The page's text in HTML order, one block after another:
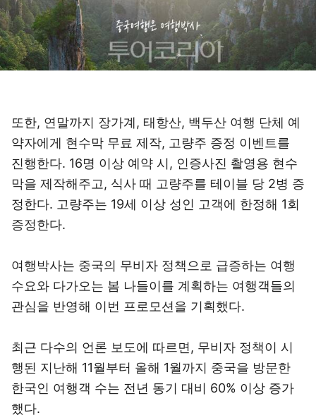
또한, 연말까지 장가계, 태항산, 백두산 여행 단체 예
약자에게 현수막 무료 제작, 고량주 증정 이벤트를
진행한다. 16명 이상 예약 시, 인증사진 촬영용 현수
막을 제작해주고, 식사 때 고량주를 테이블 당 2병 증
정한다. 고량주는 19세 이상 성인 고객에 한정해 1회
증정한다.
여행박사는 중국의 무비자 정책으로 급증하는 여행
수요와 다가오는 봄 나들이를 계획하는 여행객들의
관심을 반영해 이번 프로모션을 기획했다.
최근 다수의 언론 보도에 따르면, 무비자 정책이 시
행된 지난해 11월부터 올해 1월까지 중국을 방문한
한국인 여행객 수는 전년 동기 대비 60% 이상 증가
했다.